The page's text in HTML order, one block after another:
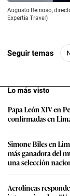
Augusto Reinoso,
Expertia Travel)
Seguir temas
Lo más visto
Papa León XIV en
confirmadas en
Simone Biles en
más ganadora del
una selección
Aerolíneas